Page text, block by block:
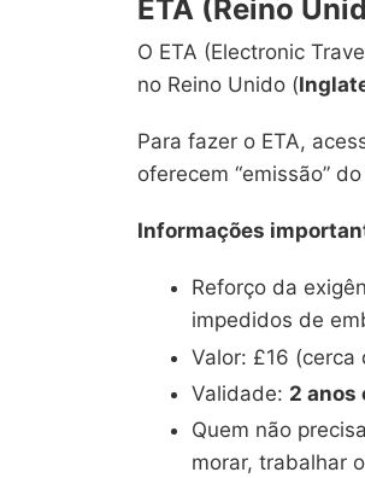
ETA (Reino
O ETA (Electronic
no Reino Unido (
Para fazer o ETA,
oferecem “emissão”
Informações
Reforço da
impedidos de
Valor: £16 (cerca
Validade: 2 anos
Quem não
morar, trabalhar